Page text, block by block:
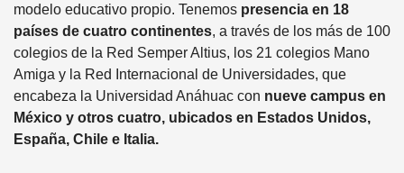
modelo educativo propio. Tenemos presencia en 18
países de cuatro continentes, a través de los más de 100
colegios de la Red Semper Altius, los 21 colegios Mano
Amiga y la Red Internacional de Universidades, que
encabeza la Universidad Anáhuac con nueve campus en
México y otros cuatro, ubicados en Estados Unidos,
España, Chile e Italia.